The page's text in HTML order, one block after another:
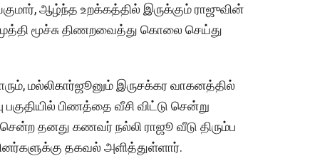
ஆழ்ந்த உறக்கத்தில் இருக்கும் ராஜுவின்
மூச்சு திணறவைத்து கொலை செய்து
மல்லிகார்ஜூனும் இருசக்கர வாகனத்தில்
பிணத்தை வீசி விட்டு சென்று
தனது கணவர் நல்லி ராஜூ வீடு திரும்ப
தகவல் அளித்துள்ளார்.